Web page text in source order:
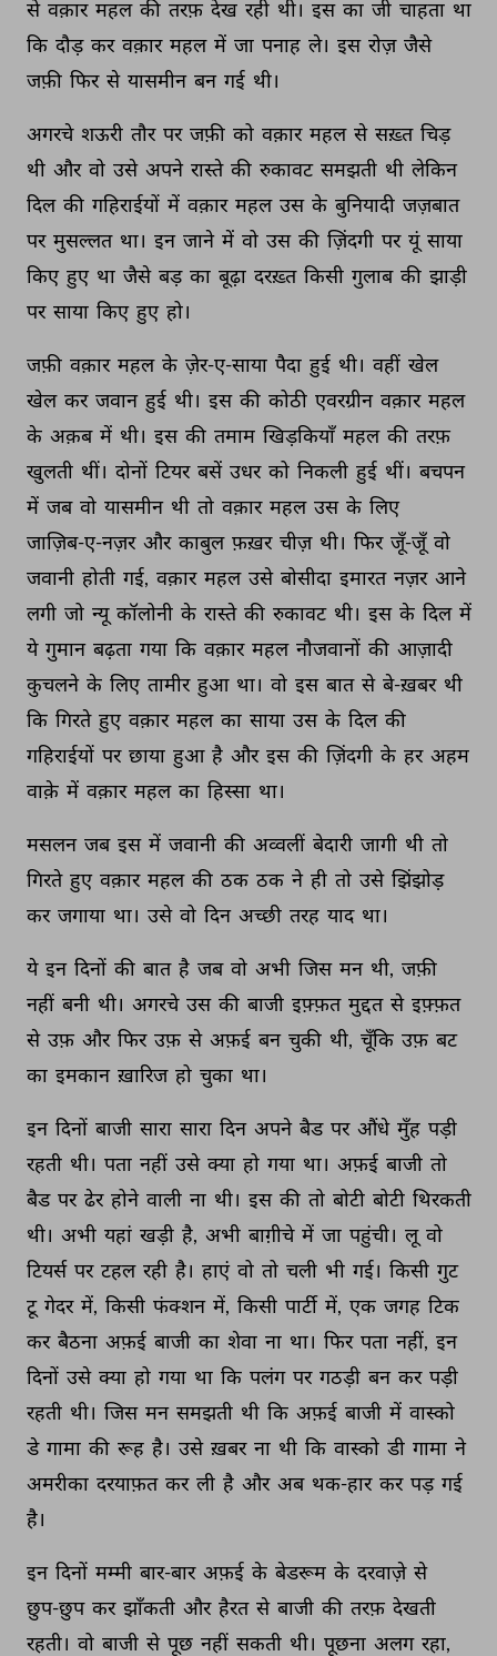
से वक़ार महल की तरफ़ देख रही थी। इस का जी चाहता था
कि दौड़ कर वक़ार महल में जा पनाह ले। इस रोज़ जैसे
जफ़ी फिर से यासमीन बन गई थी।
अगरचे शऊरी तौर पर जफ़ी को वक़ार महल से सख़्त चिड़
थी और वो उसे अपने रास्ते की रुकावट समझती थी लेकिन
दिल की गहिराईयों में वक़ार महल उस के बुनियादी जज़बात
पर मुसल्लत था। इन जाने में वो उस की ज़िंदगी पर यूं साया
किए हुए था जैसे बड़ का बूढ़ा दरख़्त किसी गुलाब की झाड़ी
पर साया किए हुए हो।
जफ़ी वक़ार महल के ज़ेर-ए-साया पैदा हुई थी। वहीं खेल
खेल कर जवान हुई थी। इस की कोठी एवरग्रीन वक़ार महल
के अक़ब में थी। इस की तमाम खिड़कियाँ महल की तरफ़
खुलती थीं। दोनों टियर बसें उधर को निकली हुई थीं। बचपन
में जब वो यासमीन थी तो वक़ार महल उस के लिए
जाज़िब-ए-नज़र और काबुल फ़ख़र चीज़ थी। फिर जूँ-जूँ वो
जवानी होती गई, वक़ार महल उसे बोसीदा इमारत नज़र आने
लगी जो न्यू कॉलोनी के रास्ते की रुकावट थी। इस के दिल में
ये गुमान बढ़ता गया कि वक़ार महल नौजवानों की आज़ादी
कुचलने के लिए तामीर हुआ था। वो इस बात से बे-ख़बर थी
कि गिरते हुए वक़ार महल का साया उस के दिल की
गहिराईयों पर छाया हुआ है और इस की ज़िंदगी के हर अहम
वाक़े में वक़ार महल का हिस्सा था।
मसलन जब इस में जवानी की अव्वलीं बेदारी जागी थी तो
गिरते हुए वक़ार महल की ठक ठक ने ही तो उसे झिंझोड़
कर जगाया था। उसे वो दिन अच्छी तरह याद था।
ये इन दिनों की बात है जब वो अभी जिस मन थी, जफ़ी
नहीं बनी थी। अगरचे उस की बाजी इफ़्फ़त मुद्दत से इफ़्फ़त
से उफ़ और फिर उफ़ से अफ़ई बन चुकी थी, चूँकि उफ़ बट
का इमकान ख़ारिज हो चुका था।
इन दिनों बाजी सारा सारा दिन अपने बैड पर औंधे मुँह पड़ी
रहती थी। पता नहीं उसे क्या हो गया था। अफ़ई बाजी तो
बैड पर ढेर होने वाली ना थी। इस की तो बोटी बोटी थिरकती
थी। अभी यहां खड़ी है, अभी बाग़ीचे में जा पहुंची। लू वो
टियर्स पर टहल रही है। हाएं वो तो चली भी गई। किसी गुट
टू गेदर में, किसी फंक्शन में, किसी पार्टी में, एक जगह टिक
कर बैठना अफ़ई बाजी का शेवा ना था। फिर पता नहीं, इन
दिनों उसे क्या हो गया था कि पलंग पर गठड़ी बन कर पड़ी
रहती थी। जिस मन समझती थी कि अफ़ई बाजी में वास्को
डे गामा की रूह है। उसे ख़बर ना थी कि वास्को डी गामा ने
अमरीका दरयाफ़त कर ली है और अब थक-हार कर पड़ गई
है।
इन दिनों मम्मी बार-बार अफ़ई के बेडरूम के दरवाज़े से
छुप-छुप कर झाँकती और हैरत से बाजी की तरफ़ देखती
रहती। वो बाजी से पूछ नहीं सकती थी। पूछना अलग रहा,